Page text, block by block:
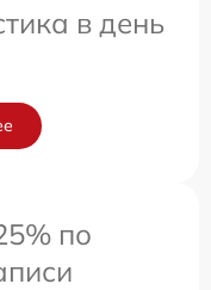
в день
по